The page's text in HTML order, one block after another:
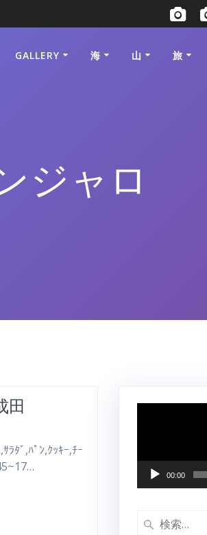
GALLERY 海 山 旅
ジャロ
田
ﾀﾞ,ﾊﾟﾝ,ｸｯｷｰ,ﾁｰ
レ
ヤ
00:00
検